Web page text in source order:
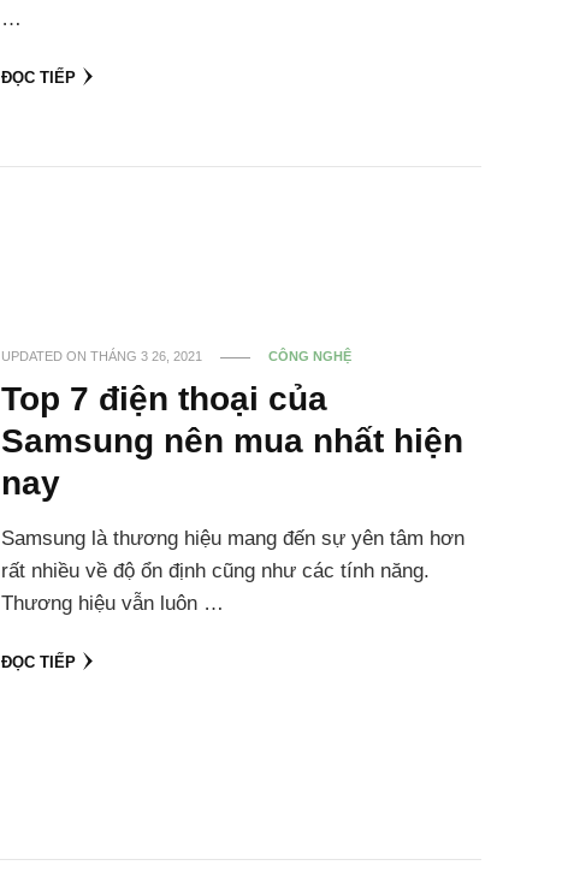
…
ĐỌC TIẾP
UPDATED ONTHÁNG 3 26, 2021 CÔNG NGHỆ
Top 7 điện thoại của
Samsung nên mua nhất hiện
nay
Samsung là thương hiệu mang đến sự yên tâm hơn
rất nhiều về độ ổn định cũng như các tính năng.
Thương hiệu vẫn luôn …
ĐỌC TIẾP